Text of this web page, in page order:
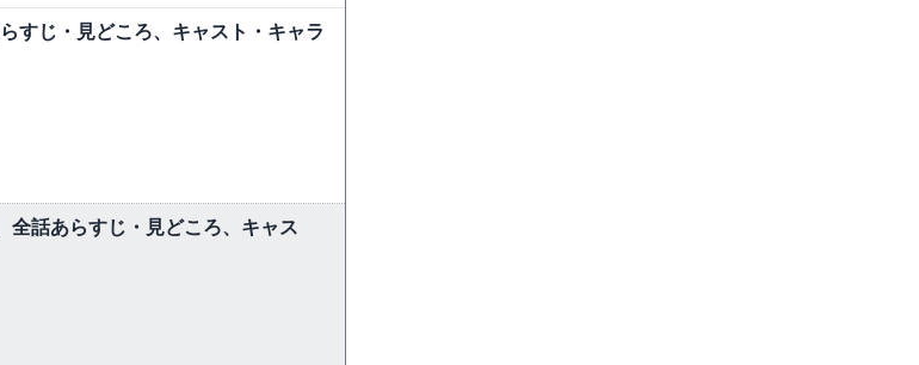
すじ・見どころ、キャスト・キャラ
全話あらすじ・見どころ、キャス